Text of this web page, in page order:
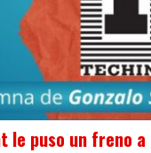
le puso un freno a